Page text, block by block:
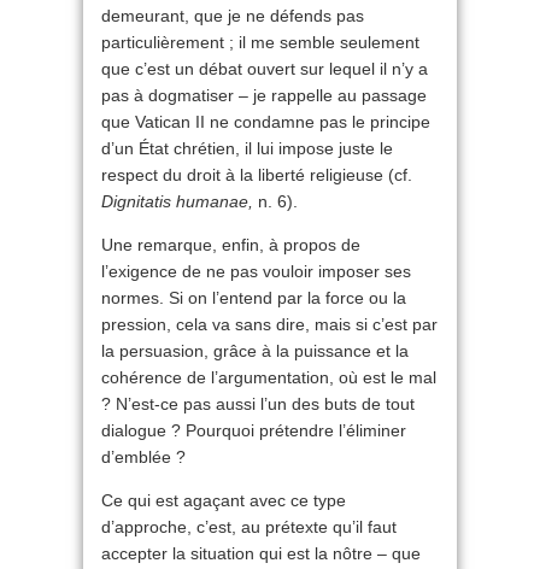
demeurant, que je ne défends pas
particulièrement ; il me semble seulement
que c’est un débat ouvert sur lequel il n’y a
pas à dogmatiser – je rappelle au passage
que Vatican II ne condamne pas le principe
d’un État chrétien, il lui impose juste le
respect du droit à la liberté religieuse (cf.
Dignitatis humanae, n. 6).
Une remarque, enfin, à propos de
l’exigence de ne pas vouloir imposer ses
normes. Si on l’entend par la force ou la
pression, cela va sans dire, mais si c’est par
la persuasion, grâce à la puissance et la
cohérence de l’argumentation, où est le mal
? N’est-ce pas aussi l’un des buts de tout
dialogue ? Pourquoi prétendre l’éliminer
d’emblée ?
Ce qui est agaçant avec ce type
d’approche, c’est, au prétexte qu’il faut
accepter la situation qui est la nôtre – que